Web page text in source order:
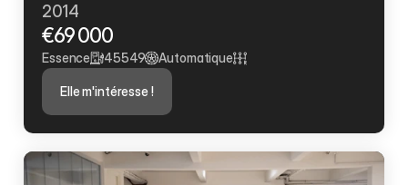
2014
€69 000
Essence 45549 Automatique
Elle m'intéresse !